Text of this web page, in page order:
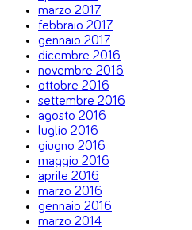
marzo 2017
febbraio 2017
gennaio 2017
dicembre 2016
novembre 2016
ottobre 2016
settembre 2016
agosto 2016
luglio 2016
giugno 2016
maggio 2016
aprile 2016
marzo 2016
gennaio 2016
marzo 2014